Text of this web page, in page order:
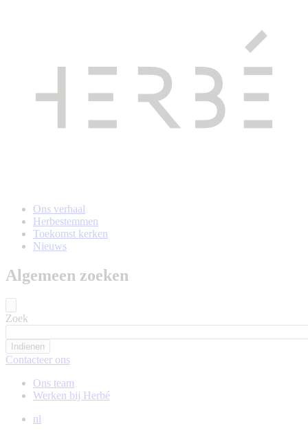
Ons verhaal
Herbestemmen
Toekomst kerken
Nieuws
Algemeen zoeken
Zoek
Contacteer ons
Ons team
Werken bij Herbé
nl